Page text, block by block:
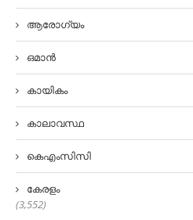
ആരോഗ്യം
ഒമാൻ
കായികം
കാലാവസ്ഥ
കെഎംസിസി
കേരളം
(3,552)